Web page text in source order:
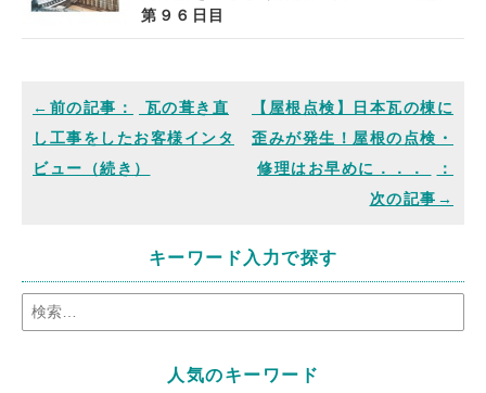
第９６日目
瓦の葺き直
し工事をしたお客様インタ
ビュー（続き）
【屋根点検】日本瓦の棟に
歪みが発生！屋根の点検・
修理はお早めに．．．
キーワード入力で探す
人気のキーワード